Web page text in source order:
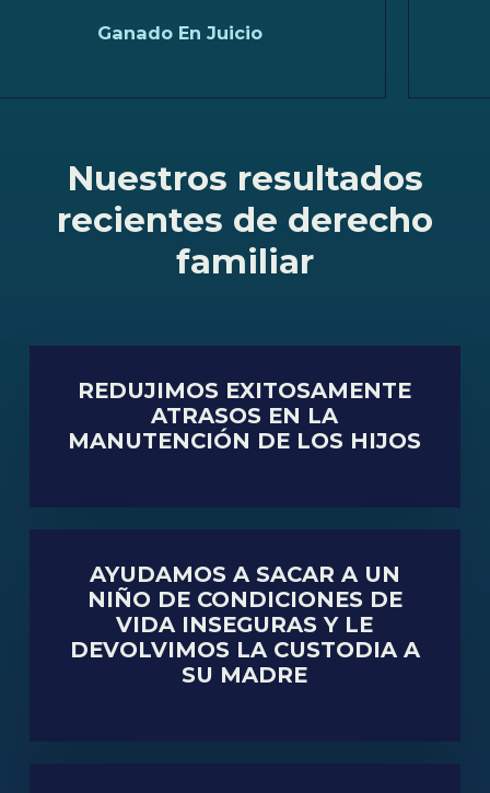
Ganado En Juicio
Nuestros resultados
recientes de derecho
familiar
REDUJIMOS EXITOSAMENTE
ATRASOS EN LA
MANUTENCIÓN DE LOS HIJOS
AYUDAMOS A SACAR A UN
NIÑO DE CONDICIONES DE
VIDA INSEGURAS Y LE
DEVOLVIMOS LA CUSTODIA A
SU MADRE